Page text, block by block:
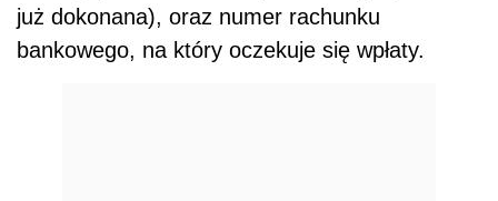
już dokonana), oraz numer rachunku
bankowego, na który oczekuje się wpłaty.